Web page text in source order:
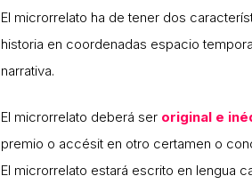
El microrrelato ha de tener dos
historia en coordenadas espacio
narrativa.
El microrrelato deberá ser original e
premio o accésit en otro certamen o
El microrrelato estará escrito en lengua